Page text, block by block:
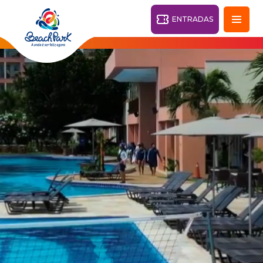
PARQUES
CENTROS TURÍSTICOS
VILA AZUL DO MAR
PLAYA
DESTINO
Fortaleza - CE 28°
ENTRADAS
Volver
PARQUE
ACUÁTICO
OHANA
BEACH
PARK
RESORT